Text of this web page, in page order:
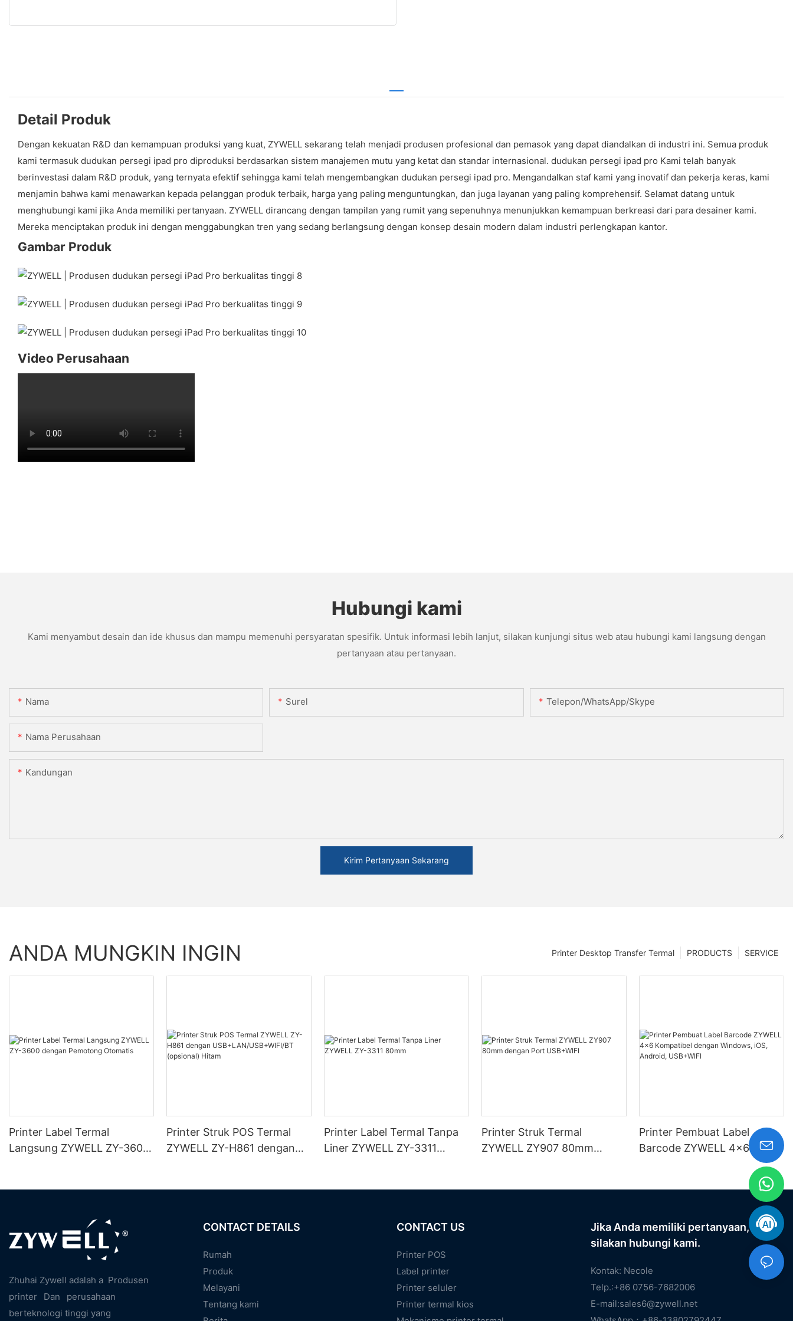
Detail Produk
Dengan kekuatan R&D dan kemampuan produksi yang kuat, ZYWELL sekarang telah menjadi produsen profesional dan pemasok yang dapat diandalkan di industri ini. Semua produk
kami termasuk dudukan persegi ipad pro diproduksi berdasarkan sistem manajemen mutu yang ketat dan standar internasional. dudukan persegi ipad pro Kami telah banyak
berinvestasi dalam R&D produk, yang ternyata efektif sehingga kami telah mengembangkan dudukan persegi ipad pro. Mengandalkan staf kami yang inovatif dan pekerja keras, kami
menjamin bahwa kami menawarkan kepada pelanggan produk terbaik, harga yang paling menguntungkan, dan juga layanan yang paling komprehensif. Selamat datang untuk
menghubungi kami jika Anda memiliki pertanyaan. ZYWELL dirancang dengan tampilan yang rumit yang sepenuhnya menunjukkan kemampuan berkreasi dari para desainer kami.
Mereka menciptakan produk ini dengan menggabungkan tren yang sedang berlangsung dengan konsep desain modern dalam industri perlengkapan kantor.
Gambar Produk
Video Perusahaan
Hubungi kami
Kami menyambut desain dan ide khusus dan mampu memenuhi persyaratan spesifik. Untuk informasi lebih lanjut, silakan kunjungi situs web atau hubungi kami langsung dengan
pertanyaan atau pertanyaan.
Nama Surel Telepon/WhatsApp/Skype
Nama Perusahaan
Kandungan
Kirim Pertanyaan Sekarang
ANDA MUNGKIN INGIN SERVICE
PRODUCTS
Printer Desktop Transfer Termal
Printer Label Termal
Langsung ZYWELL ZY-3600
Printer Struk POS Termal
ZYWELL ZY-H861 dengan
Printer Label Termal Tanpa
Liner ZYWELL ZY-3311
Printer Struk Termal
ZYWELL ZY907 80mm
Printer Pembuat Label
Barcode ZYWELL 4x6
Windows, iOS, Android,
Zhuhai Zywell adalah a Produsen
printer
Dan
perusahaan
berteknologi tinggi yang
CONTACT DETAILS
Rumah
Produk
Melayani
Tentang kami
CONTACT US
Printer POS
Label printer
Printer seluler
Printer termal kios
Jika Anda memiliki pertanyaan,
silakan hubungi kami.
Kontak: Necole
Telp.:+86 0756-7682006
E-mail:sales6@zywell.net